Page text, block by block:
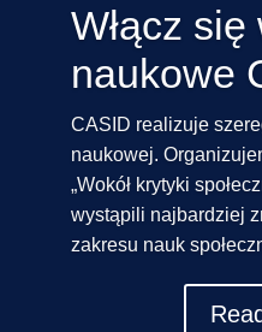
Włącz się
naukowe
CASID realizuje
naukowej.
„Wokół krytyki
wystąpili najbardziej
zakresu nauk